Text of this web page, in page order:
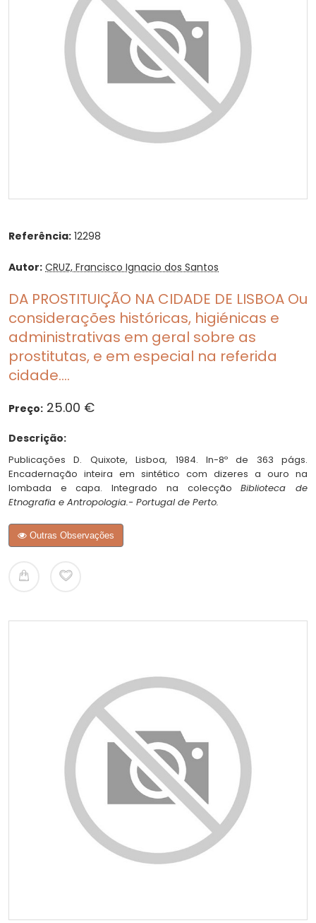
Referência: 12298
Autor: CRUZ, Francisco Ignacio dos Santos
DA PROSTITUIÇÃO NA CIDADE DE LISBOA Ou
considerações históricas, higiénicas e
administrativas em geral sobre as
prostitutas, e em especial na referida
cidade....
Preço: 25.00 €
Descrição:
Publicações D. Quixote, Lisboa, 1984. In-8º de 363 págs.
Encadernação inteira em sintético com dizeres a ouro na
lombada e capa. Integrado na colecçãoBiblioteca de
Etnografia e Antropologia.- Portugal de Perto.
Outras Observações